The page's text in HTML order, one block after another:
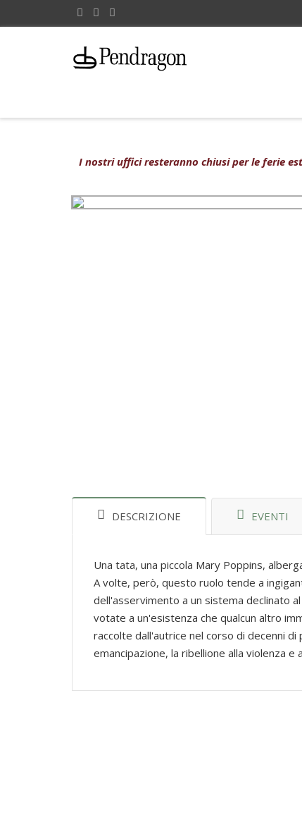
I nostri uffici resteranno chiusi per le ferie
DESCRIZIONE EVENTI
Una tata, una piccola Mary Poppins,
A volte, però, questo ruolo tende a
dell'asservimento a un sistema declinato
votate a un'esistenza che qualcun altro
raccolte dall'autrice nel corso di decenni
emancipazione, la ribellione alla violenza